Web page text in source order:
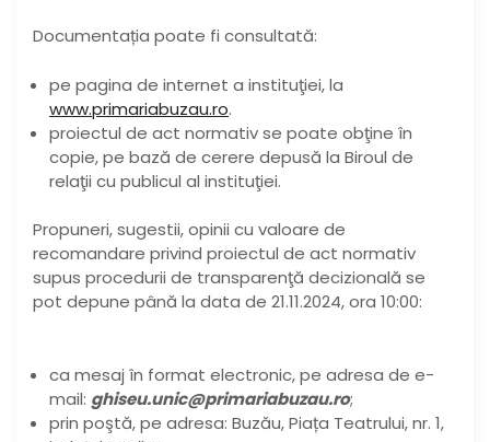
Documentația poate fi consultată:
pe pagina de internet a instituţiei, la
www.primariabuzau.ro.
proiectul de act normativ se poate obţine în
copie, pe bază de cerere depusă la Biroul de
relaţii cu publicul al instituţiei.
Propuneri, sugestii, opinii cu valoare de
recomandare privind proiectul de act normativ
supus procedurii de transparenţă decizională se
pot depune până la data de 21.11.2024, ora 10:00:
ca mesaj în format electronic, pe adresa de e-
mail: ghiseu.unic@primariabuzau.ro;
prin poştă, pe adresa: Buzău, Piața Teatrului, nr. 1,